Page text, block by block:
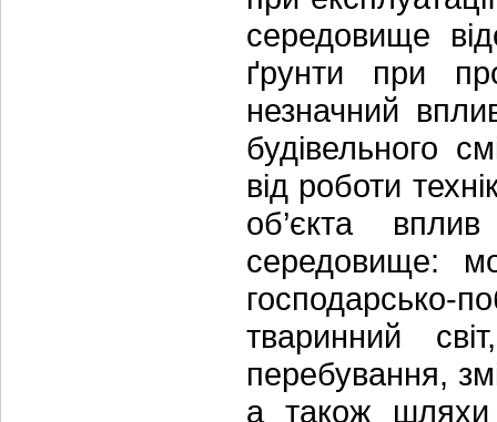
середовище
ґрунти при
незначний
будівельного
від роботи
об’єкта
середовище:
господарсько-
тваринний
перебування,
а також шляхи